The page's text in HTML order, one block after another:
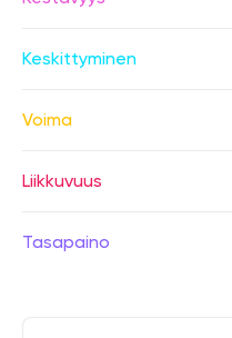
Keskittyminen
Voima
Liikkuvuus
Tasapaino